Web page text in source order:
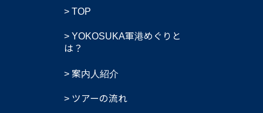
TOP
YOKOSUKA軍港めぐりと
は？
案内人紹介
ツアーの流れ